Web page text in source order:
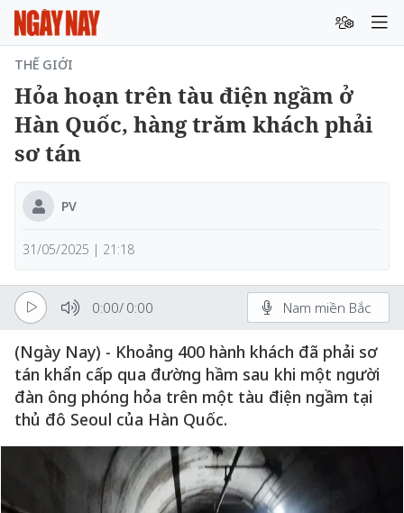
THẾ GIỚI
Hỏa hoạn trên tàu điện ngầm ở
Hàn Quốc, hàng trăm khách phải
sơ tán
PV
31/05/2025 | 21:18
0:00/ 0:00 Nam miền Bắc
(Ngày Nay) - Khoảng 400 hành khách đã phải sơ
tán khẩn cấp qua đường hầm sau khi một người
đàn ông phóng hỏa trên một tàu điện ngầm tại
thủ đô Seoul của Hàn Quốc.